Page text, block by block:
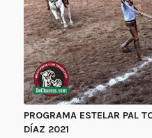
PROGRAMA ESTELAR PAL
DÍAZ 2021